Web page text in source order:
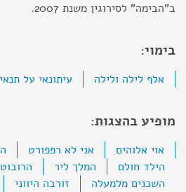
ב"הבימה" לסירוגין משנת 2007.
בימוי:
אלף לילה ולילה עיתונאי על תנאי
מופיע בהצגות:
אוי אלוהים אני לא רפפורט
הילד חולם
המלך ליר
השכנים מלמעלה
זורבה היווני